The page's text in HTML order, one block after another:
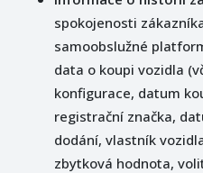
spokojenosti
samoobslužné
data o koupi vozidla
konfigurace, datum
registrační značka,
dodání, vlastník
zbytková hodnota,